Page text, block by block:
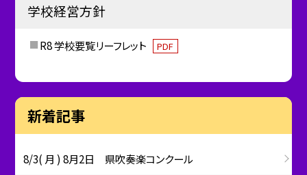
学校経営方針
R8 学校要覧リーフレット PDF
新着記事
8/3( 月 ) 8月2日 県吹奏楽コンクール